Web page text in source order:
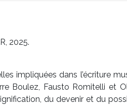
2025.
impliquées dans l’écriture
Boulez, Fausto Romitelli
du devenir et du